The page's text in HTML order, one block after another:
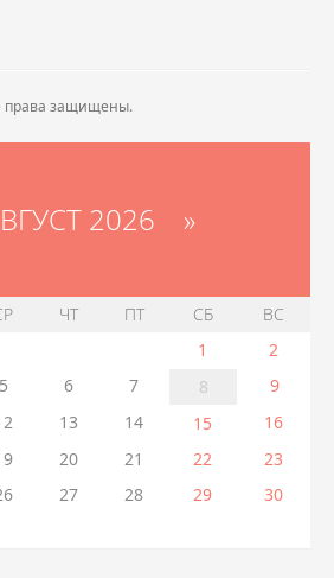
права защищены.
2026 »
ЧТ ПТ СБ
ВС
1
2
5 6 7 8
9
13 14 15
16
20 21 22
23
27 28 29
30